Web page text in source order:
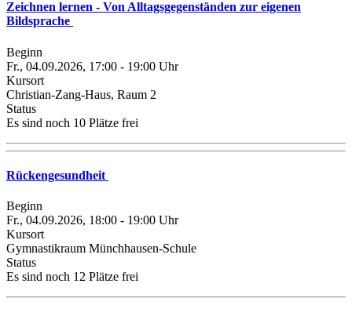
Zeichnen lernen - Von Alltagsgegenständen zur eigenen
Bildsprache
Beginn
Fr., 04.09.2026, 17:00 - 19:00 Uhr
Kursort
Christian-Zang-Haus, Raum 2
Status
Es sind noch 10 Plätze frei
Rückengesundheit
Beginn
Fr., 04.09.2026, 18:00 - 19:00 Uhr
Kursort
Gymnastikraum Münchhausen-Schule
Status
Es sind noch 12 Plätze frei